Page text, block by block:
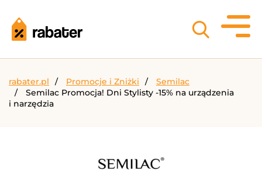
rabater.pl Promocje i Zniżki
Semilac
Semilac Promocja! Dni Stylisty -15% na urządzenia
i narzędzia